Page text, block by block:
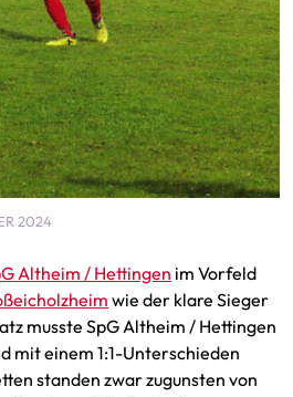
2024
Altheim / Hettingen im Vorfeld
wie der klare Sieger
musste SpG Altheim / Hettingen
mit einem 1:1-Unterschieden
standen zwar zugunsten von